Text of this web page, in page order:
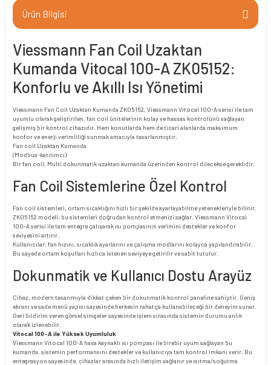
Ürün Bilgisi
Viessmann Fan Coil Uzaktan
Kumanda Vitocal 100-A ZK05152:
Konforlu ve Akıllı Isı Yönetimi
Viessmann Fan Coil Uzaktan Kumanda ZK05152, Viessmann Vitocal 100-A serisi ile tam
uyumlu olarak geliştirilen, fan coil ünitelerinin kolay ve hassas kontrolünü sağlayan
gelişmiş bir kontrol cihazıdır. Hem konutlarda hem de ticari alanlarda maksimum
konfor ve enerji verimliliği sunmak amacıyla tasarlanmıştır.
Fan coil Uzaktan Kumanda
(Modbus-katılımcı)
Bir fan coil, Multi dokunmatik uzaktan kumanda üzerinden kontrol dilecekse gereklidir.
Fan Coil Sistemlerine Özel Kontrol
Fan coil sistemleri, ortam sıcaklığını hızlı bir şekilde ayarlayabilme yetenekleriyle bilinir.
ZK05152 modeli, bu sistemleri doğrudan kontrol etmenizi sağlar. Viessmann Vitocal
100-A serisi ile tam entegre çalışarak ısı pompasının verimini destekler ve konfor
seviyesini artırır.
Kullanıcılar, fan hızını, sıcaklık ayarlarını ve çalışma modlarını kolayca yapılandırabilir.
Bu sayede ortam koşulları hızlıca istenen seviyeye getirilir ve sabit tutulur.
Dokunmatik ve Kullanıcı Dostu Arayüz
Cihaz, modern tasarımıyla dikkat çeken bir dokunmatik kontrol paneline sahiptir. Geniş
ekranı ve sade menü yapısı sayesinde herkesin rahatça kullanabileceği bir deneyim sunar.
Geri bildirim veren görsel simgeler sayesinde işlem sırasında sistemin durumu anlık
olarak izlenebilir.
Vitocal 100-A ile Yüksek Uyumluluk
Viessmann Vitocal 100-A hava kaynaklı ısı pompası ile birebir uyum sağlayan bu
kumanda, sistemin performansını destekler ve kullanıcıya tam kontrol imkanı verir. Bu
entegrasyon sayesinde, cihazlar arasında hızlı iletişim sağlanır ve ısıtma/soğutma